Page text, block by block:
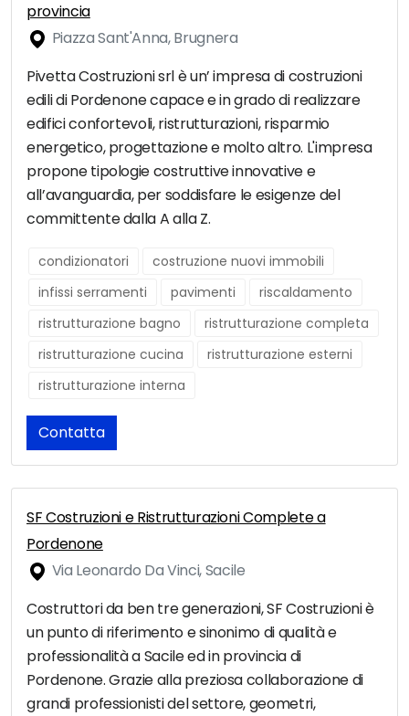
provincia
Piazza Sant'Anna, Brugnera
Pivetta Costruzioni srl è un’ impresa di costruzioni
edili di Pordenone capace e in grado di realizzare
edifici confortevoli, ristrutturazioni, risparmio
energetico, progettazione e molto altro. L'impresa
propone tipologie costruttive innovative e
all’avanguardia, per soddisfare le esigenze del
committente dalla A alla Z.
condizionatori
costruzione nuovi immobili
infissi serramenti
pavimenti
riscaldamento
ristrutturazione bagno
ristrutturazione completa
ristrutturazione cucina
ristrutturazione esterni
ristrutturazione interna
Contatta
SF Costruzioni e Ristrutturazioni Complete a
Pordenone
Via Leonardo Da Vinci, Sacile
Costruttori da ben tre generazioni, SF Costruzioni è
un punto di riferimento e sinonimo di qualità e
professionalità a Sacile ed in provincia di
Pordenone. Grazie alla preziosa collaborazione di
grandi professionisti del settore, geometri,